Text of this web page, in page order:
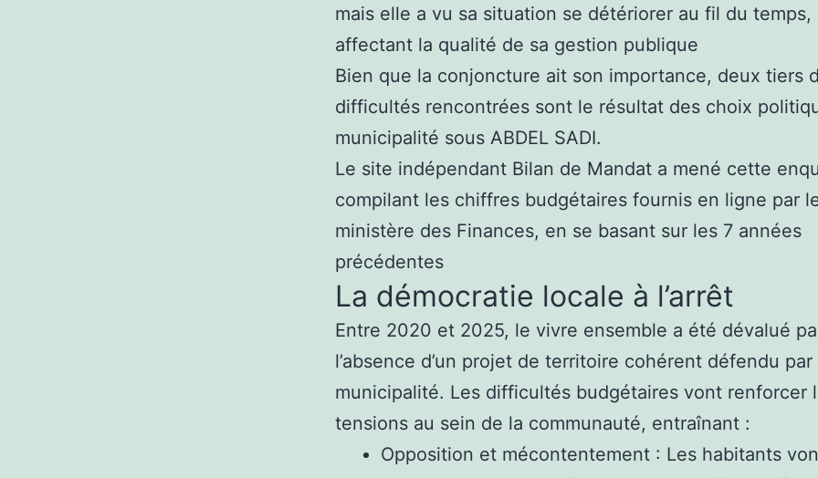
mais elle a vu sa situation se détériorer au fil du temps,
affectant la qualité de sa gestion publique
Bien que la conjoncture ait son importance, deux tiers
difficultés rencontrées sont le résultat des choix
municipalité sous ABDEL SADI.
Le site indépendant Bilan de Mandat a mené cette
compilant les chiffres budgétaires fournis en ligne par
ministère des Finances, en se basant sur les 7 années
précédentes
La démocratie locale à l’arrêt
Entre 2020 et 2025, le vivre ensemble a été dévalué
l’absence d’un projet de territoire cohérent défendu par
municipalité. Les difficultés budgétaires vont renforcer
tensions au sein de la communauté, entraînant :
Opposition et mécontentement : Les habitants